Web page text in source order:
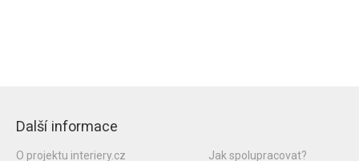
Další informace
O projektu interiery.cz
Jak spolupracovat?